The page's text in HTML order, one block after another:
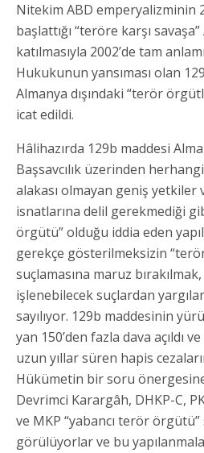
Nitekim ABD emperyalizminin
başlattığı “teröre karşı
katılmasıyla 2002’de tam
Hukukunun yansıması olan
Almanya dışındaki “terör
icat edildi.
Hâlihazırda 129b maddesi
Başsavcılık üzerinden
alakası olmayan geniş yetkiler
isnatlarına delil gerekmediği
örgütü” olduğu iddia eden
gerekçe gösterilmeksizin
suçlamasına maruz
işlenebilecek suçlardan
sayılıyor. 129b maddesinin
yan 150’den fazla dava açıldı
uzun yıllar süren hapis
Hükümetin bir soru
Devrimci Karargâh, DHKP-C,
ve MKP “yabancı terör
görülüyorlar ve bu